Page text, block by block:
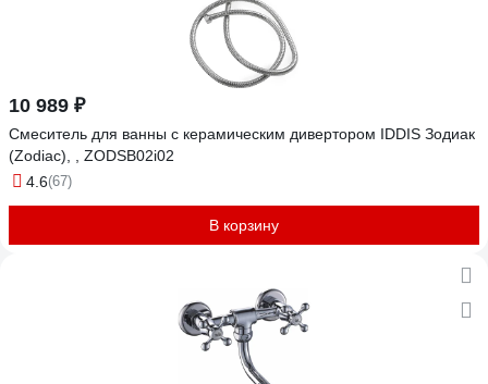
10 989 ₽
Смеситель для ванны с керамическим дивертором IDDIS Зодиак
(Zodiac), , ZODSB02i02
4.6(67)
В корзину